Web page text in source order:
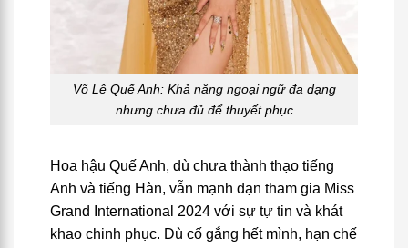
Võ Lê Quế Anh: Khả năng ngoại ngữ đa dạng
nhưng chưa đủ để thuyết phục
Hoa hậu Quế Anh, dù chưa thành thạo tiếng
Anh và tiếng Hàn, vẫn mạnh dạn tham gia Miss
Grand International 2024 với sự tự tin và khát
khao chinh phục. Dù cố gắng hết mình, hạn chế